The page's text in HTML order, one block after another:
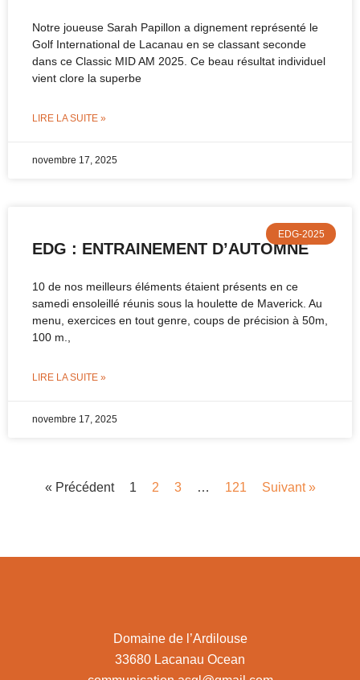
Notre joueuse Sarah Papillon a dignement représenté le
Golf International de Lacanau en se classant seconde
dans ce Classic MID AM 2025. Ce beau résultat individuel
vient clore la superbe
LIRE LA SUITE »
novembre 17, 2025
EDG-2025
EDG : ENTRAINEMENT D’AUTOMNE
10 de nos meilleurs éléments étaient présents en ce
samedi ensoleillé réunis sous la houlette de Maverick. Au
menu, exercices en tout genre, coups de précision à 50m,
100 m.,
LIRE LA SUITE »
novembre 17, 2025
« Précédent 1 2 3 … 121 Suivant »
Domaine de l’Ardilouse
33680 Lacanau Ocean